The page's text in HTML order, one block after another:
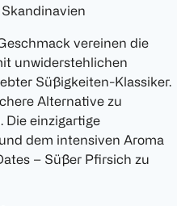
vereinen die
unwiderstehlichen
Süßigkeiten-Klassiker.
Alternative zu
Die einzigartige
dem intensiven Aroma
– Süßer Pfirsich zu